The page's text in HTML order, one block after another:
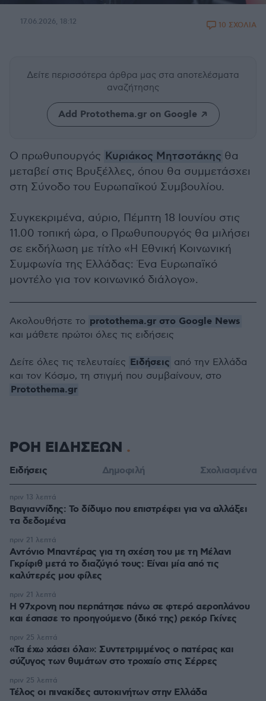
17.06.2026, 18:12 10 ΣΧΟΛΙΑ
Δείτε περισσότερα άρθρα μας στα αποτελέσματα
αναζήτησης
Add Protothema.gr on Google
Ο πρωθυπουργός Κυριάκος Μητσοτάκης θα
μεταβεί στις Βρυξέλλες, όπου θα συμμετάσχει
στη Σύνοδο του Ευρωπαϊκού Συμβουλίου.
Συγκεκριμένα, αύριο, Πέμπτη 18 Ιουνίου στις
11.00 τοπική ώρα, ο Πρωθυπουργός θα μιλήσει
σε εκδήλωση με τίτλο «Η Εθνική Κοινωνική
Συμφωνία της Ελλάδας: Ένα Ευρωπαϊκό
μοντέλο για τον κοινωνικό διάλογο».
Ακολουθήστε το protothema.gr στο Google News
και μάθετε πρώτοι όλες τις ειδήσεις
Δείτε όλες τις τελευταίες Ειδήσεις από την Ελλάδα
και τον Κόσμο, τη στιγμή που συμβαίνουν, στο
Protothema.gr
ΡΟΗ ΕΙΔΗΣΕΩΝ
Ειδήσεις Δημοφιλή Σχολιασμένα
Βαγιαννίδης: Το δίδυμο που επιστρέφει για να αλλάξει
τα δεδομένα
πριν 13 λεπτά
Αντόνιο Μπαντέρας για τη σχέση του με τη Μέλανι
Γκρίφιθ μετά το διαζύγιό τους: Είναι μία από τις
καλύτερές μου φίλες
πριν 21 λεπτά
Η 97χρονη που περπάτησε πάνω σε φτερό αεροπλάνου
και έσπασε το προηγούμενο (δικό της) ρεκόρ Γκίνες
πριν 21 λεπτά
«Τα έχω χάσει όλα»: Συντετριμμένος ο πατέρας και
σύζυγος των θυμάτων στο τροχαίο στις Σέρρες
πριν 25 λεπτά
Τέλος οι πινακίδες αυτοκινήτων στην Ελλάδα
πριν 25 λεπτά